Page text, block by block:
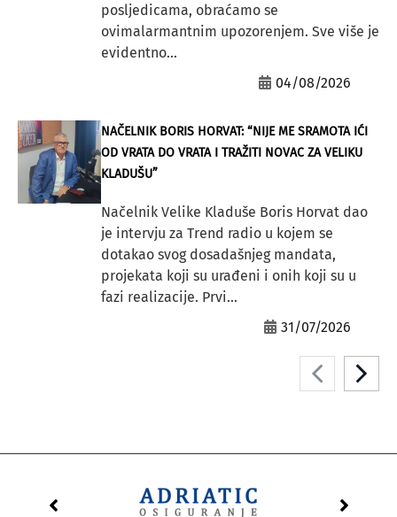
posljedicama, obraćamo se
ovimalarmantnim upozorenjem. Sve više je
evidentno...
04/08/2026
NAČELNIK BORIS HORVAT: “NIJE ME SRAMOTA IĆI
OD VRATA DO VRATA I TRAŽITI NOVAC ZA VELIKU
KLADUŠU”
Načelnik Velike Kladuše Boris Horvat dao
je intervju za Trend radio u kojem se
dotakao svog dosadašnjeg mandata,
projekata koji su urađeni i onih koji su u
fazi realizacije. Prvi...
31/07/2026